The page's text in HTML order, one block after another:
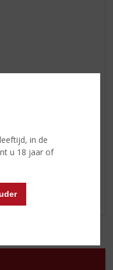
in de
u 18 jaar of